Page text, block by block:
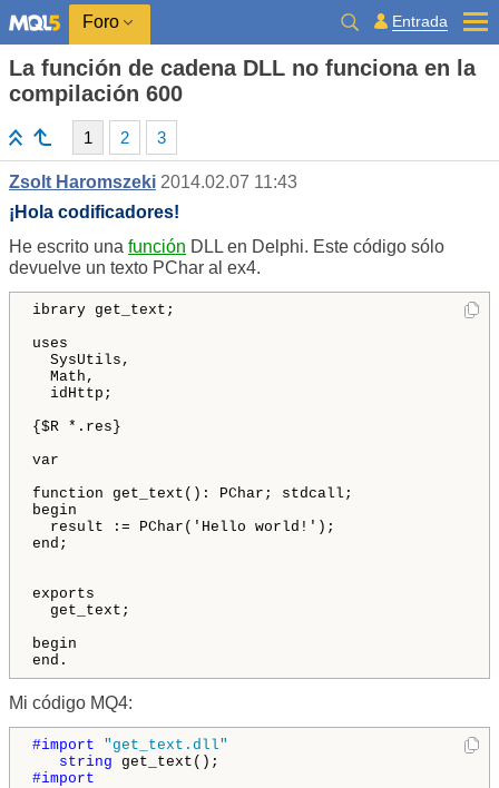
Foro Entrada
La función de cadena DLL no funciona en la
compilación 600
1 2 3
Zsolt Haromszeki 2014.02.07 11:43
¡Hola codificadores!
He escrito una función DLL en Delphi. Este código sólo
devuelve un texto PChar al ex4.
ibrary get_text;
uses
SysUtils,
Math,
idHttp;
{$R *.res}
var
function get_text(): PChar; stdcall;
begin
result := PChar('Hello world!');
end;
exports
get_text;
begin
end.
Mi código MQ4:
#import "get_text.dll"
string
#import